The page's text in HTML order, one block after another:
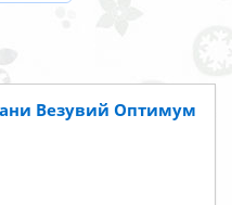
Везувий Оптимум